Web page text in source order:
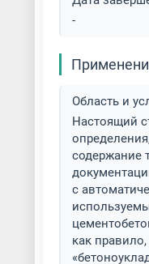
-
Область и
Настоящий
содержание
с
как